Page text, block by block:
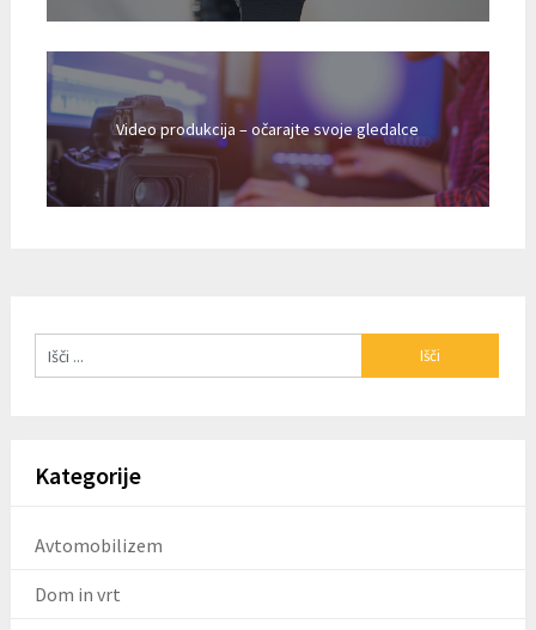
Video produkcija – očarajte svoje gledalce
Kategorije
Avtomobilizem
Dom in vrt